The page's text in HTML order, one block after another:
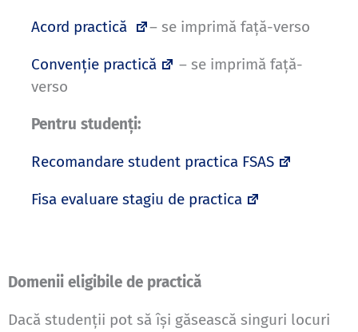
Acord practică – se imprimă față-verso
Convenție practică
– se imprimă față-
verso
Pentru studenți:
Recomandare student practica FSAS
Fisa evaluare stagiu de practica
Domenii eligibile de practică
Dacă studenţii pot să îşi găsească singuri locuri